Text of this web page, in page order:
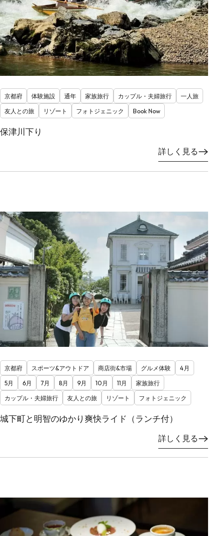
京都府 体験施設 通年 家族旅行 カップル・夫婦旅行
一人旅
友人との旅
リゾート フォトジェニック Book Now
保津川下り
詳しく見る
京都府 スポーツ&アウトドア 商店街&市場 グルメ体験
4月
5月
6月 7月 8月 9月 10月 11月
家族旅行
カップル・夫婦旅行
友人との旅 リゾート フォトジェニック
城下町と明智のゆかり爽快ライド（ランチ付）
詳しく見る